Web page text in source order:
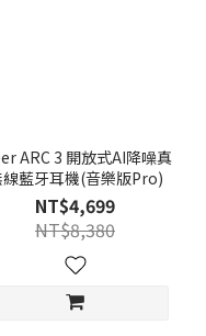
ARC 3 開放式AI降噪真
藍牙耳機(音樂版Pro)
NT$4,699
NT$8,380